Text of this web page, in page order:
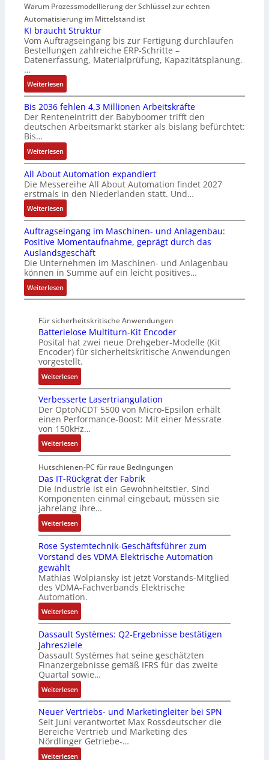
t
i
o
n
i
F
a
n
c
C
-
S
y
t
e
m
e
f
i
z
i
e
u
n
b
e
ä
t
i
g
R
e
i
f
e
g
a
M
L
3
f
ü
r
s
i
c
h
e
r
e
E
n
t
w
i
c
k
l
u
n
g
r
t
f
ü
r
m
u
l
t
i
v
r
i
b
l
e
S
e
u
e
r
u
n
a
h
t
l
o
s
e
I
n
t
e
g
r
a
t
i
o
n
v
o
n
A
G
V
u
n
o
b
o
t
Warum Prozessmodellierung der Schlüssel zur echten
Automatisierung im Mittelstand ist
KI braucht Struktur
Vom Auftragseingang bis zur Fertigung durchlaufen
Bestellungen zahlreiche ERP-Schritte –
Datenerfassung, Materialprüfung, Kapazitätsplanung.
…
Weiterlesen:
K
I
b
r
a
u
c
h
t
S
t
r
u
k
t
u
r
Bis 2036 fehlen 4,3 Millionen Arbeitskräfte
Der Renteneintritt der Babyboomer trifft den
deutschen Arbeitsmarkt stärker als bislang befürchtet:
Bis…
Weiterlesen:
B
i
s
2
0
3
6
f
e
h
l
e
n
,
3
M
i
l
l
i
o
n
e
n
A
r
b
e
i
t
s
k
r
ä
f
t
e
All About Automation expandiert
Die Messereihe All About Automation findet 2027
erstmals in den Niederlanden statt. Und…
Weiterlesen:
A
l
l
A
b
o
u
t
u
t
o
m
a
t
i
o
n
e
x
p
a
n
d
i
e
r
t
Auftragseingang im Maschinen- und Anlagenbau:
Positive Momentaufnahme, geprägt durch das
Auslandsgeschäft
Die Unternehmen im Maschinen- und Anlagenbau
können in Summe auf ein leicht positives…
Weiterlesen:
A
f
t
r
a
g
s
e
i
n
g
a
n
g
i
m
M
a
s
c
h
i
n
e
n
-
A
n
l
a
g
e
n
b
a
u
:
Für sicherheitskritische Anwendungen
Batterielose Multiturn-Kit Encoder
Posital hat zwei neue Drehgeber-Modelle (Kit
Encoder) für sicherheitskritische Anwendungen
vorgestellt.
Weiterlesen:
B
a
t
t
e
r
i
e
l
o
s
e
M
u
l
t
t
u
r
n
-
K
i
t
E
n
e
r
Verbesserte Lasertriangulation
Der OptoNCDT 5500 von Micro-Epsilon erhält
einen Performance-Boost: Mit einer Messrate
von 150kHz…
Weiterlesen:
V
e
r
b
e
s
s
e
r
t
L
a
s
e
r
t
r
i
a
n
g
a
t
Hutschienen-PC für raue Bedingungen
Das IT-Rückgrat der Fabrik
Die Industrie ist ein Gewohnheitstier. Sind
Komponenten einmal eingebaut, müssen sie
jahrelang ihre…
Weiterlesen:
D
a
s
T
-
R
ü
c
k
g
r
a
t
d
e
r
F
a
b
Rose Systemtechnik-Geschäftsführer zum
Vorstand des VDMA Elektrische Automation
gewählt
Mathias Wolpiansky ist jetzt Vorstands-Mitglied
des VDMA-Fachverbands Elektrische
Automation.
Weiterlesen:
R
o
s
e
S
y
s
t
e
m
t
e
Dassault Systèmes: Q2-Ergebnisse bestätigen
Jahresziele
Dassault Systèmes hat seine geschätzten
Finanzergebnisse gemäß IFRS für das zweite
Quartal sowie…
Weiterlesen:
D
a
s
s
a
u
Neuer Vertriebs- und Marketingleiter bei SPN
Seit Juni verantwortet Max Rossdeutscher die
Bereiche Vertrieb und Marketing des
Nördlinger Getriebe-…
Weiterlesen: